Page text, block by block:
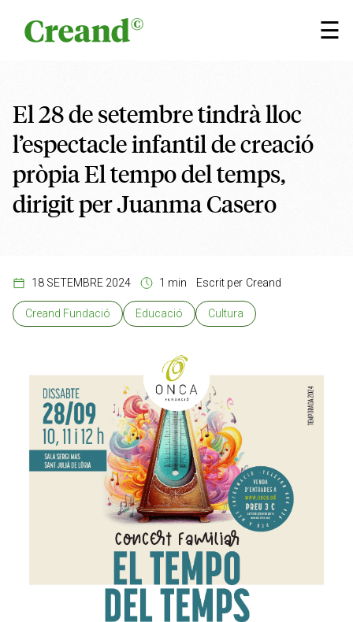
☰
×
El 28 de setembre tindrà lloc
l’espectacle infantil de creació
pròpia El tempo del temps,
dirigit per Juanma Casero
18 SETEMBRE 2024 1 min Escrit per Creand
Creand Fundació Educació Cultura